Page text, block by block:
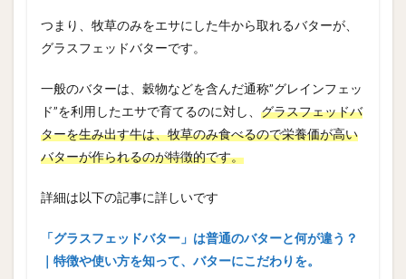
つまり、牧草のみをエサにした牛から取れるバターが、
グラスフェッドバターです。
一般のバターは、穀物などを含んだ通称”グレインフェッ
ド”を利用したエサで育てるのに対し、 グラスフェッドバ
ターを生み出す牛は、牧草のみ食べるので栄養価が高い
バターが作られるのが特徴的です。
詳細は以下の記事に詳しいです
「グラスフェッドバター」は普通のバターと何が違う？
｜特徴や使い方を知って、バターにこだわりを。